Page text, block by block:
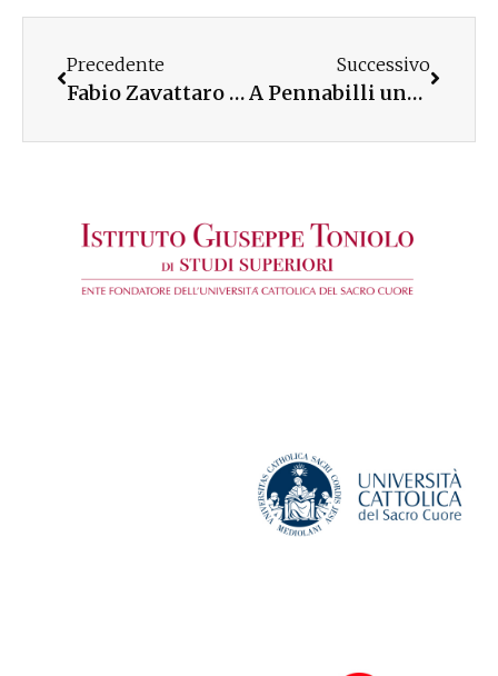
Precedente
Fabio Zavattaro a Maglie (LE) con Amici e Delegati UC
Successivo
A Pennabilli una Summer School per educatori e insegnanti